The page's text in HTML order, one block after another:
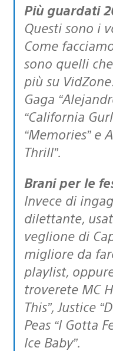
Più guardati
Questi sono i
Come
sono quelli
più su
Gaga
“California
“Memories” e
Thrill”.
Brani per le
Invece di
dilettante,
veglione di
migliore da
playlist,
troverete MC
This”, Justice
Peas “I Gotta
Ice Baby”.